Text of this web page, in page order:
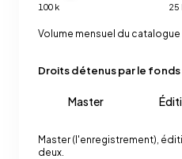
100 k 25
Volume mensuel du catalogue
Droits détenus par le fonds
Master
Master (l'enregistrement),
deux.